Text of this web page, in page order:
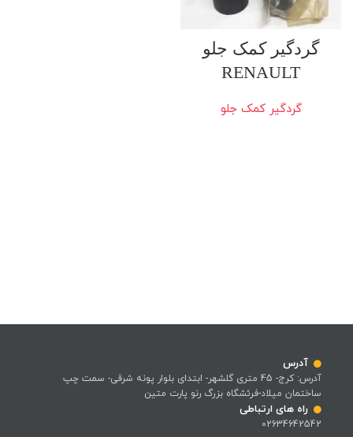
گردگیر کمک جلو
RENAULT
گردگیر کمک جلو
آدرس
آدرس: کرج- 45 متری گلشهر- ابتدای بلوار پونه شرقی- سمت چپ
ساختمان میلاد-فرئشگاه بزرگ رنو پارت متین
راه های ارتباطی
02634642542